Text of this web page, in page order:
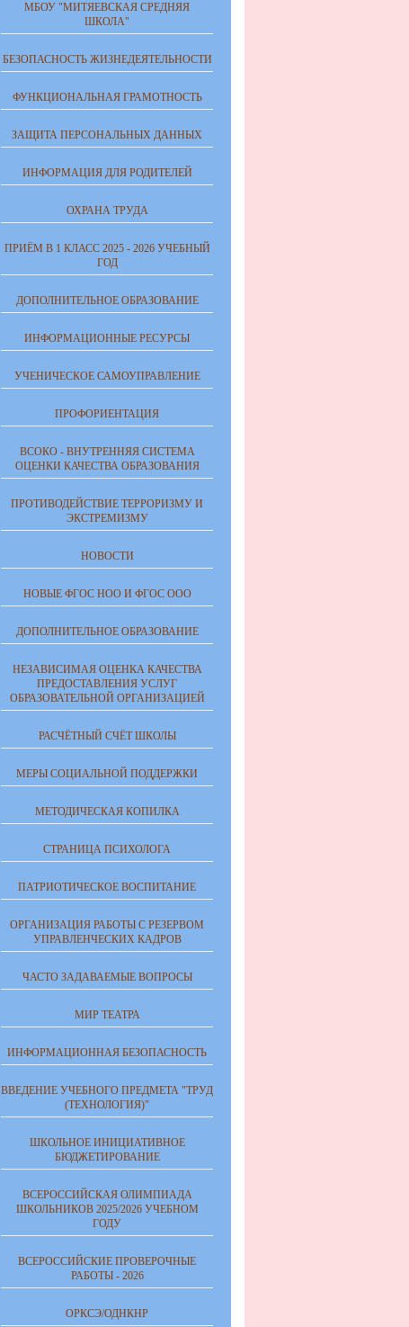
МБОУ "МИТЯЕВСКАЯ СРЕДНЯЯ
ШКОЛА"
БЕЗОПАСНОСТЬ ЖИЗНЕДЕЯТЕЛЬНОСТИ
ФУНКЦИОНАЛЬНАЯ ГРАМОТНОСТЬ
ЗАЩИТА ПЕРСОНАЛЬНЫХ ДАННЫХ
ИНФОРМАЦИЯ ДЛЯ РОДИТЕЛЕЙ
ОХРАНА ТРУДА
ПРИЁМ В 1 КЛАСС 2025 - 2026 УЧЕБНЫЙ
ГОД
ДОПОЛНИТЕЛЬНОЕ ОБРАЗОВАНИЕ
ИНФОРМАЦИОННЫЕ РЕСУРСЫ
УЧЕНИЧЕСКОЕ САМОУПРАВЛЕНИЕ
ПРОФОРИЕНТАЦИЯ
ВСОКО - ВНУТРЕННЯЯ СИСТЕМА
ОЦЕНКИ КАЧЕСТВА ОБРАЗОВАНИЯ
ПРОТИВОДЕЙСТВИЕ ТЕРРОРИЗМУ И
ЭКСТРЕМИЗМУ
НОВОСТИ
НОВЫЕ ФГОС НОО И ФГОС ООО
ДОПОЛНИТЕЛЬНОЕ ОБРАЗОВАНИЕ
НЕЗАВИСИМАЯ ОЦЕНКА КАЧЕСТВА
ПРЕДОСТАВЛЕНИЯ УСЛУГ
ОБРАЗОВАТЕЛЬНОЙ ОРГАНИЗАЦИЕЙ
РАСЧЁТНЫЙ СЧЁТ ШКОЛЫ
МЕРЫ СОЦИАЛЬНОЙ ПОДДЕРЖКИ
МЕТОДИЧЕСКАЯ КОПИЛКА
СТРАНИЦА ПСИХОЛОГА
ПАТРИОТИЧЕСКОЕ ВОСПИТАНИЕ
ОРГАНИЗАЦИЯ РАБОТЫ С РЕЗЕРВОМ
УПРАВЛЕНЧЕСКИХ КАДРОВ
ЧАСТО ЗАДАВАЕМЫЕ ВОПРОСЫ
МИР ТЕАТРА
ИНФОРМАЦИОННАЯ БЕЗОПАСНОСТЬ
ВВЕДЕНИЕ УЧЕБНОГО ПРЕДМЕТА "ТРУД
(ТЕХНОЛОГИЯ)"
ШКОЛЬНОЕ ИНИЦИАТИВНОЕ
БЮДЖЕТИРОВАНИЕ
ВСЕРОССИЙСКАЯ ОЛИМПИАДА
ШКОЛЬНИКОВ 2025/2026 УЧЕБНОМ
ГОДУ
ВСЕРОССИЙСКИЕ ПРОВЕРОЧНЫЕ
РАБОТЫ - 2026
ОРКСЭ/ОДНКНР